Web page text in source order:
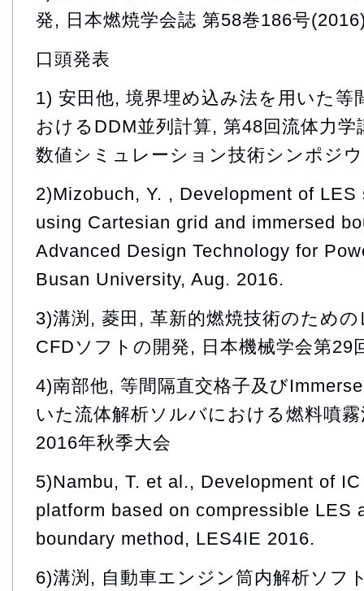
発, 日本燃焼学会誌 第58巻186号
口頭発表
1) 安田他, 境界埋め込み法を用いた等
おけるDDM並列計算, 第48回流体力
数値シミュレーション技術シンポジ
2)Mizobuch, Y. , Development of
using Cartesian grid and immersed
Advanced Design Technology for
Busan University, Aug. 2016.
3)溝渕, 菱田, 革新的燃焼技術のため
CFDソフトの開発, 日本機械学会第29
4)南部他, 等間隔直交格子及び
いた流体解析ソルバにおける燃料噴
2016年秋季大会
5)Nambu, T. et al., Development of
platform based on compressible LES
boundary method, LES4IE 2016.
6)溝渕, 自動車エンジン筒内解析ソフ